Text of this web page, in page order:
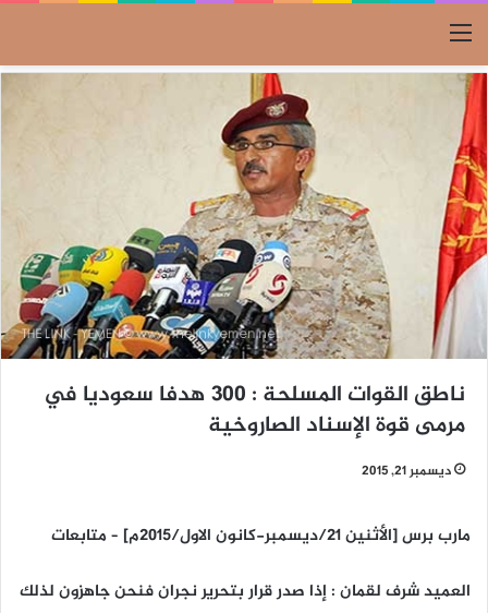
القائمة
ناطق القوات المسلحة : 300 هدفا سعوديا في
مرمى قوة الإسناد الصاروخية
ديسمبر 21, 2015
مارب برس [الأثنين 21/ديسمبر-كانون الاول/2015م] – متابعات
العميد شرف لقمان : إذا صدر قرار بتحرير نجران فنحن جاهزون لذلك